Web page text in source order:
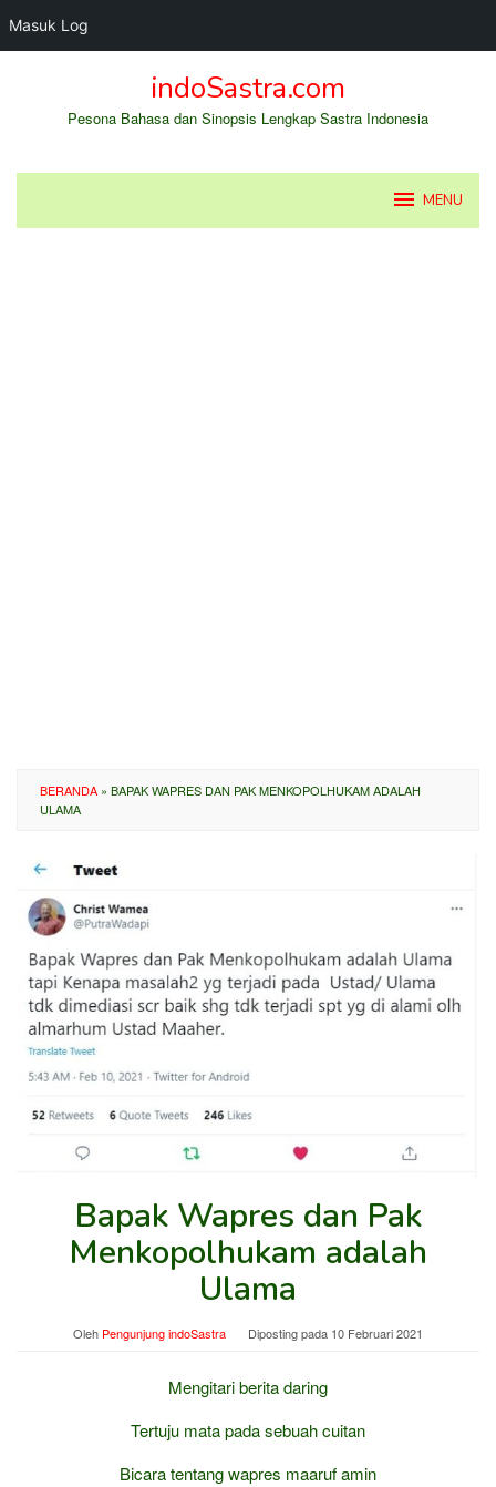
Masuk Log
indoSastra.com
Pesona Bahasa dan Sinopsis Lengkap Sastra Indonesia
MENU
BERANDA » BAPAK WAPRES DAN PAK MENKOPOLHUKAM ADALAH
ULAMA
Bapak Wapres dan Pak
Menkopolhukam adalah
Ulama
Oleh Pengunjung indoSastra Diposting pada 10 Februari 2021
Mengitari berita daring
Tertuju mata pada sebuah cuitan
Bicara tentang wapres maaruf amin